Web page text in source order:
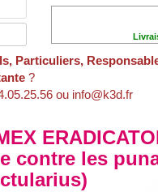
Particuliers,
?
ou info@k3d.fr
contre les